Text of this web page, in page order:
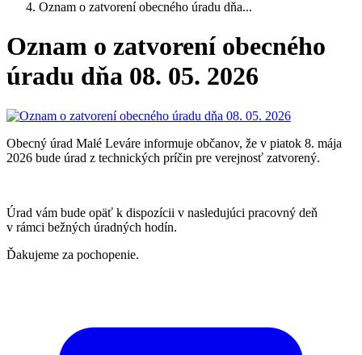
Oznam o zatvorení obecného úradu dňa...
Oznam o zatvorení obecného
úradu dňa 08. 05. 2026
Obecný úrad Malé Leváre informuje občanov, že v piatok 8. mája
2026 bude úrad z technických príčin pre verejnosť zatvorený.
Úrad vám bude opäť k dispozícii v nasledujúci pracovný deň
v rámci bežných úradných hodín.
Ďakujeme za pochopenie.